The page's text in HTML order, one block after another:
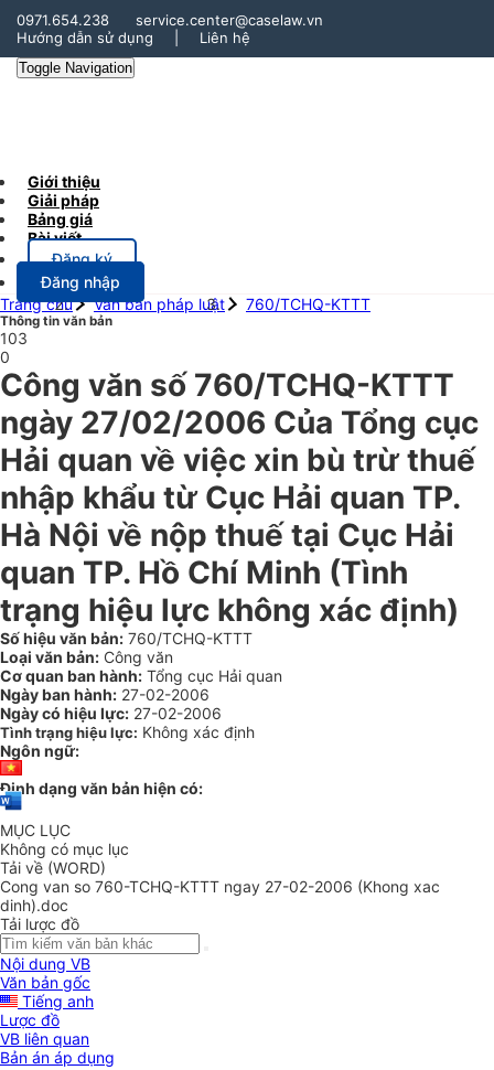
0971.654.238
service.center@caselaw.vn
Hướng dẫn sử dụng
Liên hệ
Toggle Navigation
Giới thiệu
Giải pháp
Bảng giá
Bài viết
Đăng ký
Đăng nhập
Trang chủ
Văn bản pháp luật 760/TCHQ-KTTT
Thông tin văn bản
103
0
Công văn số 760/TCHQ-KTTT
ngày 27/02/2006 Của Tổng cục
Hải quan về việc xin bù trừ thuế
nhập khẩu từ Cục Hải quan TP.
Hà Nội về nộp thuế tại Cục Hải
quan TP. Hồ Chí Minh (Tình
trạng hiệu lực không xác định)
Số hiệu văn bản: 760/TCHQ-KTTT
Loại văn bản: Công văn
Cơ quan ban hành: Tổng cục Hải quan
Ngày ban hành: 27-02-2006
Ngày có hiệu lực: 27-02-2006
Tình trạng hiệu lực: Không xác định
Ngôn ngữ:
Định dạng văn bản hiện có:
MỤC LỤC
Không có mục lục
Tải về (WORD)
Cong van so 760-TCHQ-KTTT ngay 27-02-2006 (Khong xac
dinh).doc
Tải lược đồ
Nội dung VB
Văn bản gốc
Tiếng anh
Lược đồ
VB liên quan
Bản án áp dụng